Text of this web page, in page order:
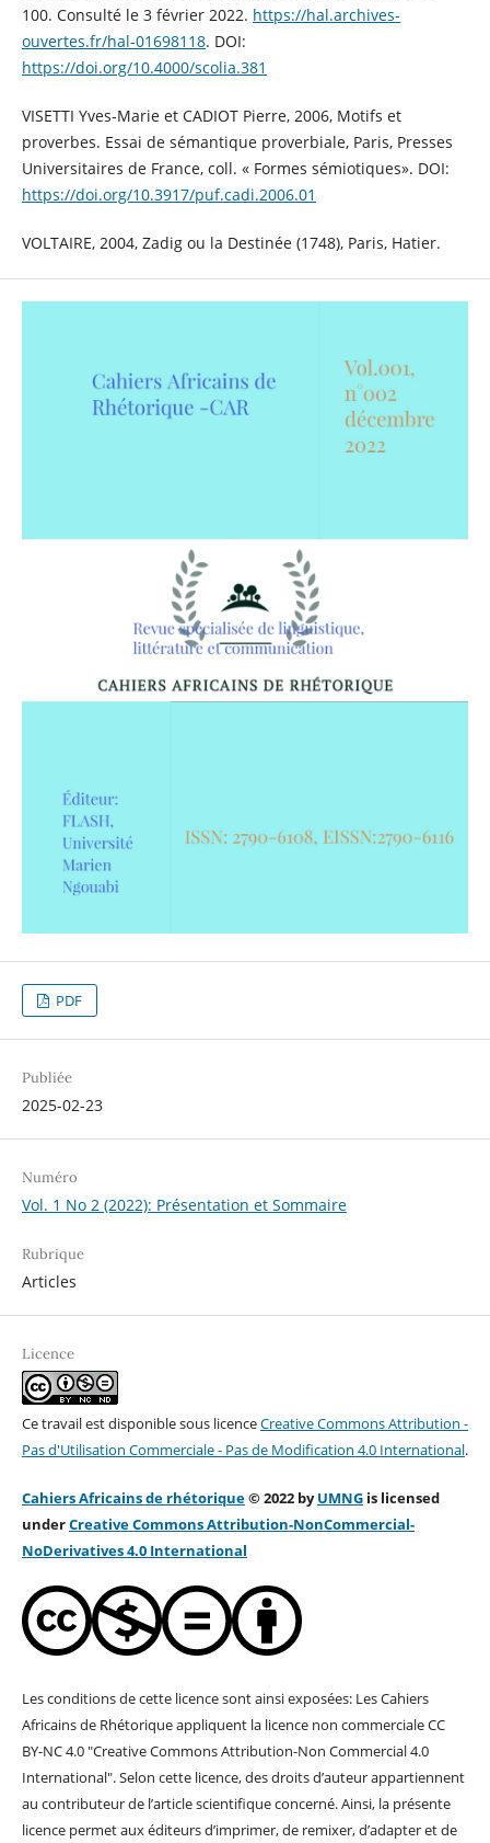
100. Consulté le 3 février 2022. https://hal.archives-
ouvertes.fr/hal-01698118. DOI:
https://doi.org/10.4000/scolia.381
VISETTI Yves-Marie et CADIOT Pierre, 2006, Motifs et
proverbes. Essai de sémantique proverbiale, Paris, Presses
Universitaires de France, coll. « Formes sémiotiques». DOI:
https://doi.org/10.3917/puf.cadi.2006.01
VOLTAIRE, 2004, Zadig ou la Destinée (1748), Paris, Hatier.
PDF
Publiée
2025-02-23
Numéro
Vol. 1 No 2 (2022): Présentation et Sommaire
Rubrique
Articles
Licence
Ce travail est disponible sous licenceCreative Commons Attribution -
Pas d'Utilisation Commerciale - Pas de Modification 4.0 International.
Cahiers Africains de rhétorique© 2022 byUMNGis licensed
underCreative Commons Attribution-NonCommercial-
NoDerivatives 4.0 International
Les conditions de cette licence sont ainsi exposées: Les Cahiers
Africains de Rhétorique appliquent la licence non commerciale CC
BY-NC 4.0 "Creative Commons Attribution-Non Commercial 4.0
International". Selon cette licence, des droits d’auteur appartiennent
au contributeur de l’article scientifique concerné. Ainsi, la présente
licence permet aux éditeurs d’imprimer, de remixer, d’adapter et de